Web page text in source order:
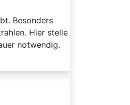
Besonders
Hier stelle
notwendig.